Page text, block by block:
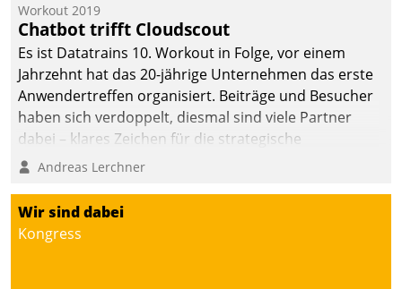
Quartier. Dazwischen
zeigte Datatrain, was es
Neues zu bieten hat.
Workout 2019
Chatbot trifft Cloudscout
Es ist Datatrains 10. Workout in Folge, vor einem
Jahrzehnt hat das 20-jährige Unternehmen das erste
Anwendertreffen organisiert. Beiträge und Besucher
haben sich verdoppelt, diesmal sind viele Partner
dabei – klares Zeichen für die strategische
Fokussierung auf den Kunden.
Andreas Lerchner
Wir sind dabei
Kongress